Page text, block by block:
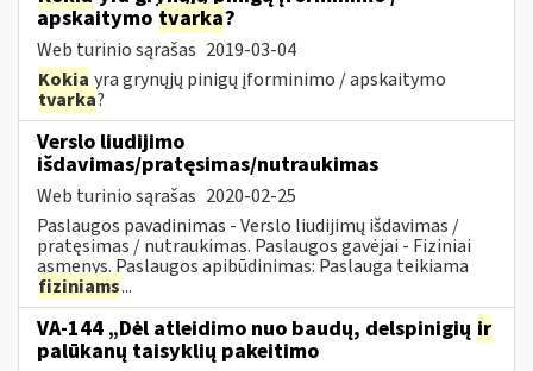
apskaitymo tvarka?
Web turinio sąrašas 2019-03-04
Kokia yra grynųjų pinigų įforminimo / apskaitymo
tvarka?
Verslo liudijimo
išdavimas/pratęsimas/nutraukimas
Web turinio sąrašas 2020-02-25
Paslaugos pavadinimas - Verslo liudijimų išdavimas /
pratęsimas / nutraukimas. Paslaugos gavėjai - Fiziniai
asmenys. Paslaugos apibūdinimas: Paslauga teikiama
fiziniams...
VA-144 „Dėl atleidimo nuo baudų, delspinigių ir
palūkanų taisyklių pakeitimo